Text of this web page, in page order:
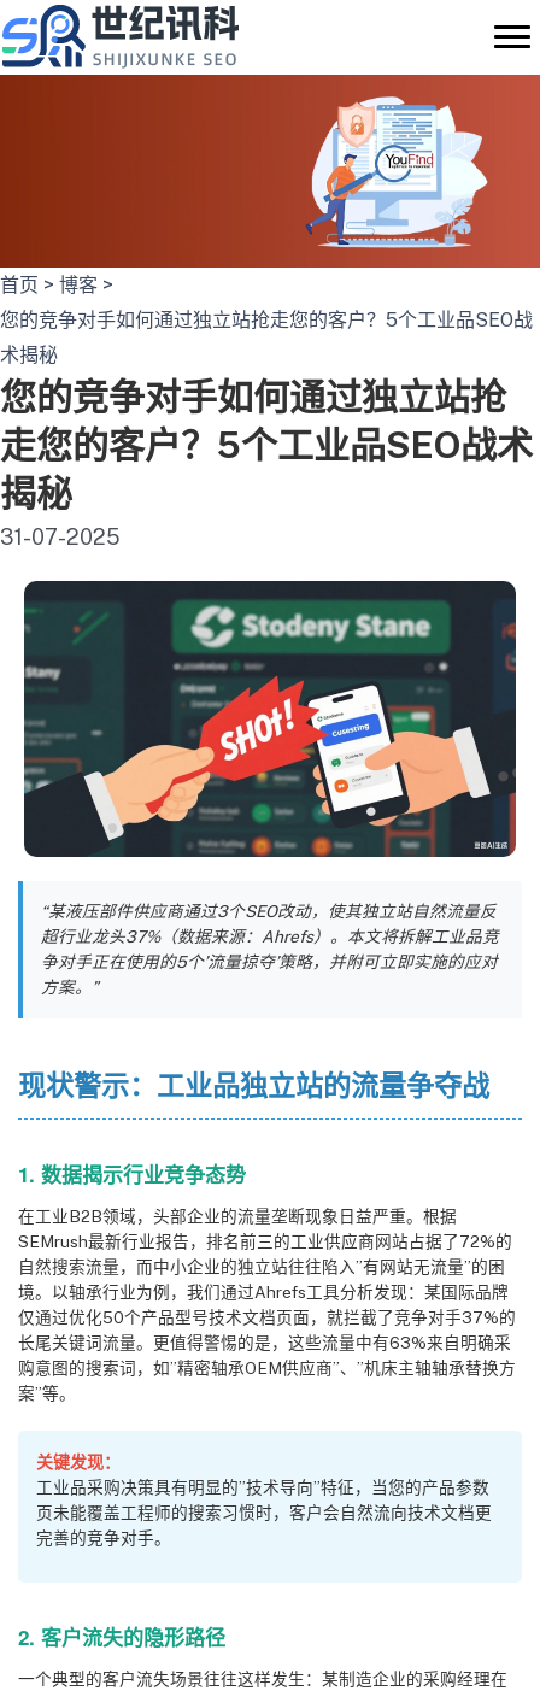
至
内
首页 > 博客 >
您的竞争对手如何通过独立站抢走您的客户？5个工业品SEO战
术揭秘
您的竞争对手如何通过独立站抢
走您的客户？5个工业品SEO战术
揭秘
31-07-2025
“某液压部件供应商通过3个SEO改动，使其独立站自然流量反
超行业龙头37%（数据来源：Ahrefs）。本文将拆解工业品竞
争对手正在使用的5个’流量掠夺’策略，并附可立即实施的应对
方案。”
现状警示：工业品独立站的流量争夺战
1. 数据揭示行业竞争态势
在工业B2B领域，头部企业的流量垄断现象日益严重。根据
SEMrush最新行业报告，排名前三的工业供应商网站占据了72%的
自然搜索流量，而中小企业的独立站往往陷入”有网站无流量”的困
境。以轴承行业为例，我们通过Ahrefs工具分析发现：某国际品牌
仅通过优化50个产品型号技术文档页面，就拦截了竞争对手37%的
长尾关键词流量。更值得警惕的是，这些流量中有63%来自明确采
购意图的搜索词，如”精密轴承OEM供应商”、”机床主轴轴承替换方
案”等。
关键发现：
工业品采购决策具有明显的”技术导向”特征，当您的产品参数
页未能覆盖工程师的搜索习惯时，客户会自然流向技术文档更
完善的竞争对手。
2. 客户流失的隐形路径
一个典型的客户流失场景往往这样发生：某制造企业的采购经理在